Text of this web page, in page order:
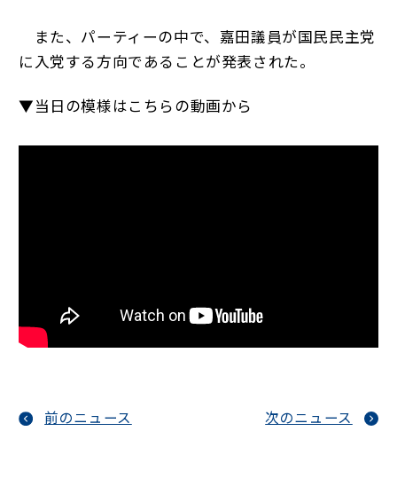
また、パーティーの中で、嘉田議員が国民民主党
に入党する方向であることが発表された。
▼当日の模様はこちらの動画から
前のニュース 次のニュース